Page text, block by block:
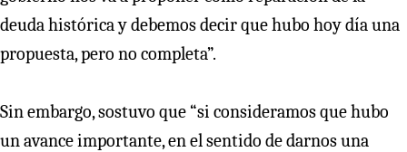
deuda histórica y debemos decir que hubo hoy día una
propuesta, pero no completa”.
Sin embargo, sostuvo que “si consideramos que hubo
un avance importante, en el sentido de darnos una